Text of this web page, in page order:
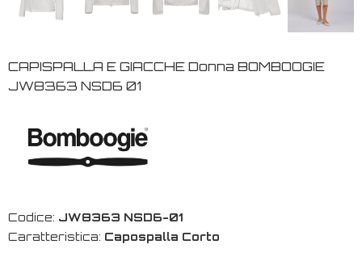
CAPISPALLA E GIACCHE Donna BOMBOOGIE
JW8363 NSD6 01
Codice: JW8363 NSD6-01
Caratteristica: Capospalla Corto